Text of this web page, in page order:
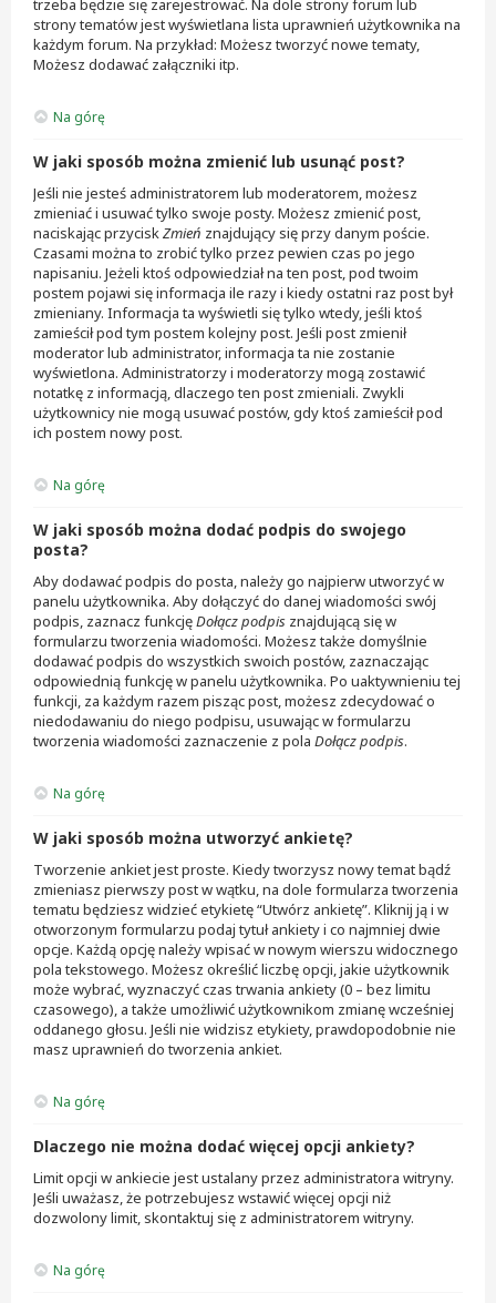
trzeba będzie się zarejestrować. Na dole strony forum lub
strony tematów jest wyświetlana lista uprawnień użytkownika na
każdym forum. Na przykład: Możesz tworzyć nowe tematy,
Możesz dodawać załączniki itp.
Na górę
W jaki sposób można zmienić lub usunąć post?
Jeśli nie jesteś administratorem lub moderatorem, możesz
zmieniać i usuwać tylko swoje posty. Możesz zmienić post,
naciskając przyciskZmień znajdujący się przy danym poście.
Czasami można to zrobić tylko przez pewien czas po jego
napisaniu. Jeżeli ktoś odpowiedział na ten post, pod twoim
postem pojawi się informacja ile razy i kiedy ostatni raz post był
zmieniany. Informacja ta wyświetli się tylko wtedy, jeśli ktoś
zamieścił pod tym postem kolejny post. Jeśli post zmienił
moderator lub administrator, informacja ta nie zostanie
wyświetlona. Administratorzy i moderatorzy mogą zostawić
notatkę z informacją, dlaczego ten post zmieniali. Zwykli
użytkownicy nie mogą usuwać postów, gdy ktoś zamieścił pod
ich postem nowy post.
Na górę
W jaki sposób można dodać podpis do swojego
posta?
Aby dodawać podpis do posta, należy go najpierw utworzyć w
panelu użytkownika. Aby dołączyć do danej wiadomości swój
podpis, zaznacz funkcjęDołącz podpis znajdującą się w
formularzu tworzenia wiadomości. Możesz także domyślnie
dodawać podpis do wszystkich swoich postów, zaznaczając
odpowiednią funkcję w panelu użytkownika. Po uaktywnieniu tej
funkcji, za każdym razem pisząc post, możesz zdecydować o
niedodawaniu do niego podpisu, usuwając w formularzu
tworzenia wiadomości zaznaczenie z pola Dołącz podpis.
Na górę
W jaki sposób można utworzyć ankietę?
Tworzenie ankiet jest proste. Kiedy tworzysz nowy temat bądź
zmieniasz pierwszy post w wątku, na dole formularza tworzenia
tematu będziesz widzieć etykietę “Utwórz ankietę”. Kliknij ją i w
otworzonym formularzu podaj tytuł ankiety i co najmniej dwie
opcje. Każdą opcję należy wpisać w nowym wierszu widocznego
pola tekstowego. Możesz określić liczbę opcji, jakie użytkownik
może wybrać, wyznaczyć czas trwania ankiety (0 – bez limitu
czasowego), a także umożliwić użytkownikom zmianę wcześniej
oddanego głosu. Jeśli nie widzisz etykiety, prawdopodobnie nie
masz uprawnień do tworzenia ankiet.
Na górę
Dlaczego nie można dodać więcej opcji ankiety?
Limit opcji w ankiecie jest ustalany przez administratora witryny.
Jeśli uważasz, że potrzebujesz wstawić więcej opcji niż
dozwolony limit, skontaktuj się z administratorem witryny.
Na górę